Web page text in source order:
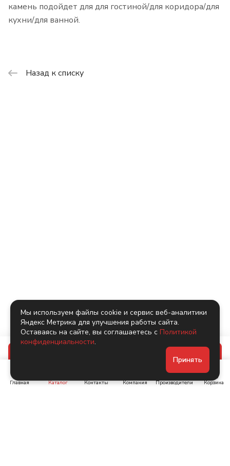
камень подойдет для для гостиной/для коридора/для
кухни/для ванной.
Назад к списку
Главная Каталог Контакты Компания Производители Корзина
Мы используем файлы cookie и сервис веб-аналитики
Яндекс Метрика для улучшения работы сайта.
Оставаясь на сайте, вы соглашаетесь с Политикой
конфиденциальности.
Принять